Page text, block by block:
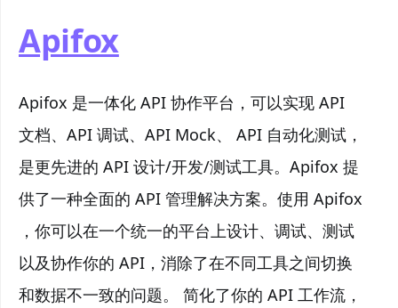
Apifox
Apifox 是一体化 API 协作平台，可以实现 API
文档、API 调试、API Mock、 API 自动化测试，
是更先进的 API 设计/开发/测试工具。Apifox 提
供了一种全面的 API 管理解决方案。使用 Apifox
，你可以在一个统一的平台上设计、调试、测试
以及协作你的 API，消除了在不同工具之间切换
和数据不一致的问题。 简化了你的 API 工作流，